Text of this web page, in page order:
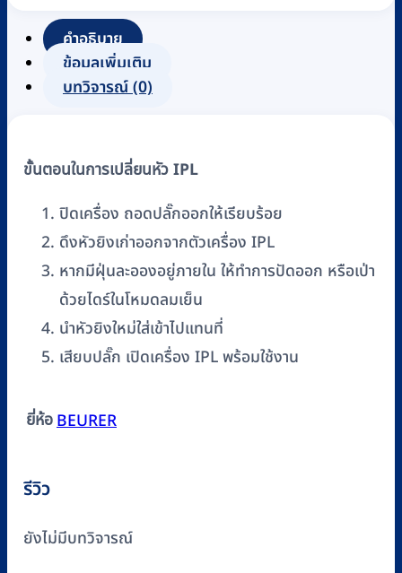
IPL
Beurer
สำหรับ
ชิ้น
คำอธิบาย
ข้อมูลเพิ่มเติม
บทวิจารณ์ (0)
ขั้นตอนในการเปลี่ยนหัว IPL
ปิดเครื่อง ถอดปลั๊กออกให้เรียบร้อย
ดึงหัวยิงเก่าออกจากตัวเครื่อง IPL
หากมีฝุ่นละอองอยู่ภายใน ให้ทำการปัดออก หรือเป่า
ด้วยไดร์ในโหมดลมเย็น
นำหัวยิงใหม่ใส่เข้าไปแทนที่
เสียบปลั๊ก เปิดเครื่อง IPL พร้อมใช้งาน
ยี่ห้อBEURER
รีวิว
ยังไม่มีบทวิจารณ์